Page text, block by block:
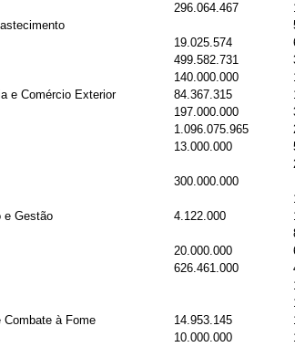
296.064.467
19.025.574
499.582.731
140.000.000
e Comércio Exterior
84.367.315
197.000.000
1.096.075.965
13.000.000
300.000.000
e Gestão
4.122.000
20.000.000
626.461.000
à Fome
14.953.145
10.000.000